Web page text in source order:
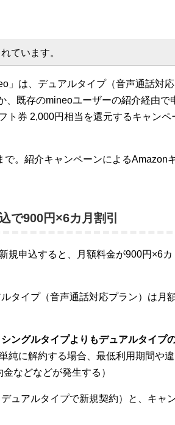
ています。
」は、デュアルタイプ（音声通話対応
、既存のmineoユーザーの紹介経由で
ト券 2,000円相当を還元するキャンペ
。紹介キャンペーンによるAmazon
で900円×6カ月割引
規申込すると、月額料金が900円×6カ
タイプ（音声通話対応プラン）は月
ングルタイプよりもデュアルタイプ
純に解約する場合、最低利用期間や違
などなどが発生する）
ュアルタイプで新規契約）と、キャ